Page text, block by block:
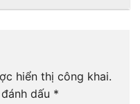
hiển thị công khai.
dấu *